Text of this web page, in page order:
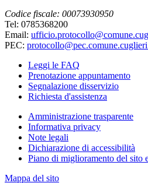
Codice fiscale: 00073930950
Tel: 0785368200
Email:
PEC:
Leggi le FAQ
Prenotazione appuntamento
Segnalazione disservizio
Richiesta d'assistenza
Amministrazione trasparente
Informativa privacy
Note legali
Dichiarazione di accessibilità
Piano di miglioramento del sito
Mappa del sito